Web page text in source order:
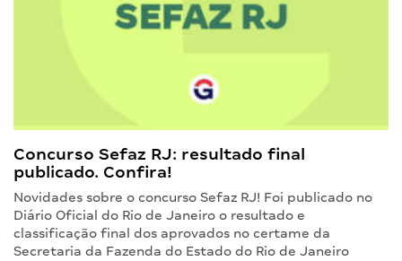
Concurso Sefaz RJ: resultado final
publicado. Confira!
Novidades sobre o concurso Sefaz RJ! Foi publicado no
Diário Oficial do Rio de Janeiro o resultado e
classificação final dos aprovados no certame da
Secretaria da Fazenda do Estado do Rio de Janeiro